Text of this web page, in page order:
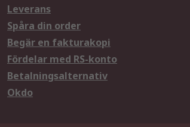
Leverans
Spåra din order
Begär en fakturakopi
Fördelar med RS-konto
Betalningsalternativ
Okdo